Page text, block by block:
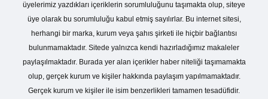
üyelerimiz yazdıkları içeriklerin sorumluluğunu taşımakta olup, siteye
üye olarak bu sorumluluğu kabul etmiş sayılırlar. Bu internet sitesi,
herhangi bir marka, kurum veya şahıs şirketi ile hiçbir bağlantısı
bulunmamaktadır. Sitede yalnızca kendi hazırladığımız makaleler
paylaşılmaktadır. Burada yer alan içerikler haber niteliği taşımamakta
olup, gerçek kurum ve kişiler hakkında paylaşım yapılmamaktadır.
Gerçek kurum ve kişiler ile isim benzerlikleri tamamen tesadüfidir.